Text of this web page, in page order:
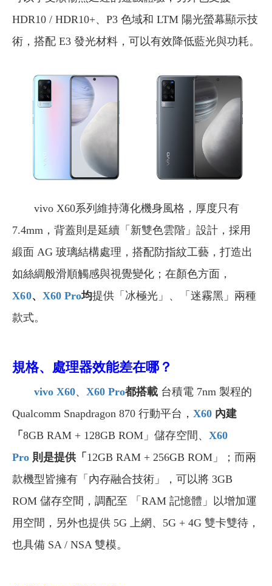
HDR10 / HDR10+、P3 色域和 LTM 陽光螢幕顯示技
術，搭配 E3 發光材料，可以有效降低藍光與功耗。
vivo X60系列維持薄化機身風格，厚度只有
7.4mm，背蓋則是延續「新雙色雲階」設計，採用
緞面 AG 玻璃結構處理，搭配防指紋工藝，打造出
如絲綢般滑順觸感與視覺變化；在顏色方面，
X60、X60 Pro均提供「冰極光」、「迷霧黑」兩種
款式。
規格、處理器效能差在哪？
vivo X60、 X60 Pro都搭載 台積電 7nm 製程的
Qualcomm Snapdragon 870 行動平台， X60 內建
「 8GB RAM + 128GB ROM」 儲存空間、 X60
Pro 則是提供「 12GB RAM + 256GB ROM」；而兩
款機型皆擁有「內存融合技術」，可以將 3GB
ROM 儲存空間，調配至 「RAM 記憶體」以增加運
用空間，另外也提供 5G 上網、5G + 4G 雙卡雙待，
也具備 SA / NSA 雙模。